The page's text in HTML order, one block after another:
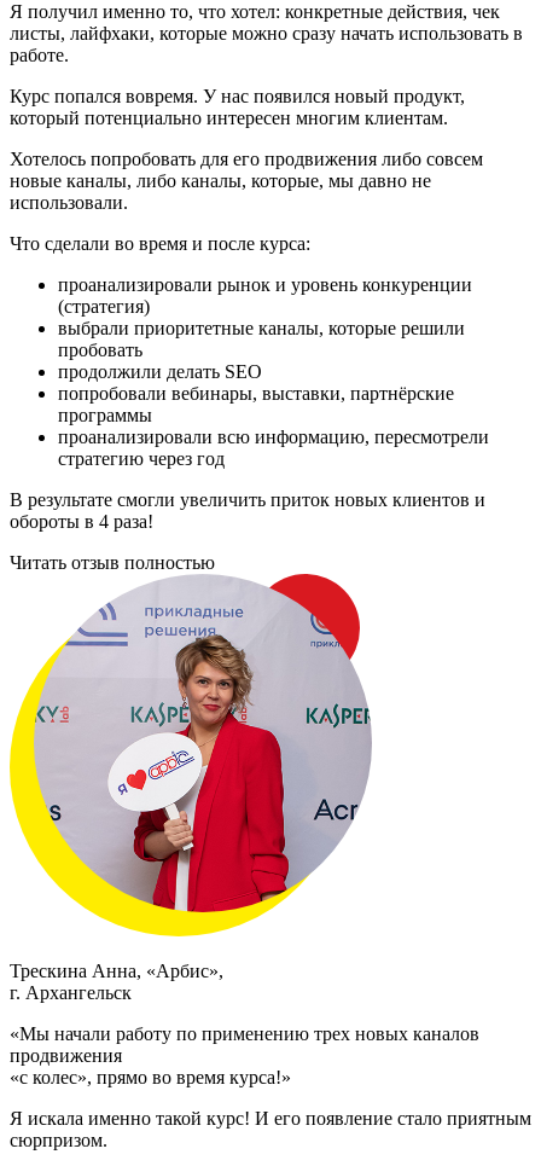
Я получил именно то, что хотел: конкретные действия, чек
листы, лайфхаки, которые можно сразу начать использовать в
работе.
Курс попался вовремя. У нас появился новый продукт,
который потенциально интересен многим клиентам.
Хотелось попробовать для его продвижения либо совсем
новые каналы, либо каналы, которые, мы давно не
использовали.
Что сделали во время и после курса:
проанализировали рынок и уровень конкуренции
(стратегия)
выбрали приоритетные каналы, которые решили
пробовать
продолжили делать SEO
попробовали вебинары, выставки, партнёрские
программы
проанализировали всю информацию, пересмотрели
стратегию через год
В результате смогли увеличить приток новых клиентов и
обороты в 4 раза!
Читать отзыв полностью
Трескина Анна, «Арбис»,
г. Архангельск
«Мы начали работу по применению трех новых каналов
продвижения
«с колес», прямо во время курса!»
Я искала именно такой курс! И его появление стало приятным
сюрпризом.